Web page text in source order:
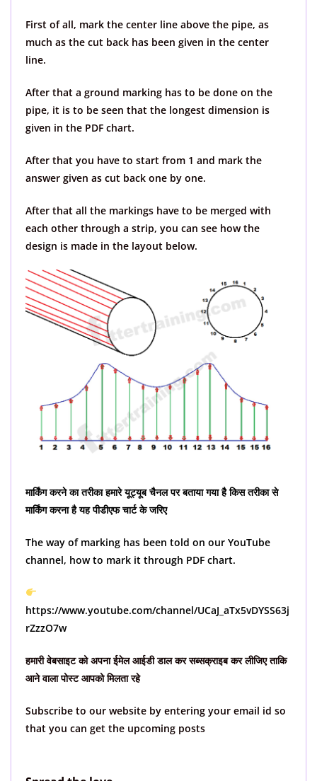
First of all, mark the center line above the pipe, as
much as the cut back has been given in the center
line.
After that a ground marking has to be done on the
pipe, it is to be seen that the longest dimension is
given in the PDF chart.
After that you have to start from 1 and mark the
answer given as cut back one by one.
After that all the markings have to be merged with
each other through a strip, you can see how the
design is made in the layout below.
मार्किंग करने का तरीका हमारे यूट्यूब चैनल पर बताया गया है किस तरीका से
मार्किंग करना है यह पीडीएफ चार्ट के जरिए
The way of marking has been told on our YouTube
channel, how to mark it through PDF chart.
https://www.youtube.com/channel/UCaJ_aTx5vDYSS63j
rZzzO7w
हमारी वेबसाइट को अपना ईमेल आईडी डाल कर सब्सक्राइब कर लीजिए ताकि
आने वाला पोस्ट आपको मिलता रहे
Subscribe to our website by entering your email id so
that you can get the upcoming posts